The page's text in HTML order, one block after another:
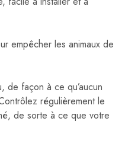
empêcher les animaux de
de façon à ce qu’aucun
régulièrement le
de sorte à ce que votre